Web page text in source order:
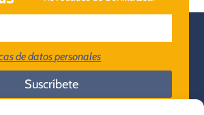
de datos personales
Suscríbete